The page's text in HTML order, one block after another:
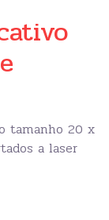
tamanho 20 x
a laser